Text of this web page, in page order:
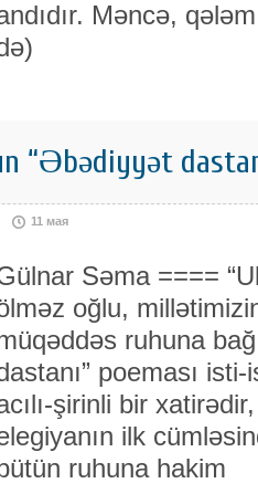
Məncə,
“Əbədiyyət
11 мая
Səma ====
oğlu,
ruhuna
poeması
şirinli bir
ilk
ruhuna hakim